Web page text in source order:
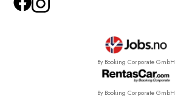
By Booking Corporate GmbH
By Booking Corporate GmbH